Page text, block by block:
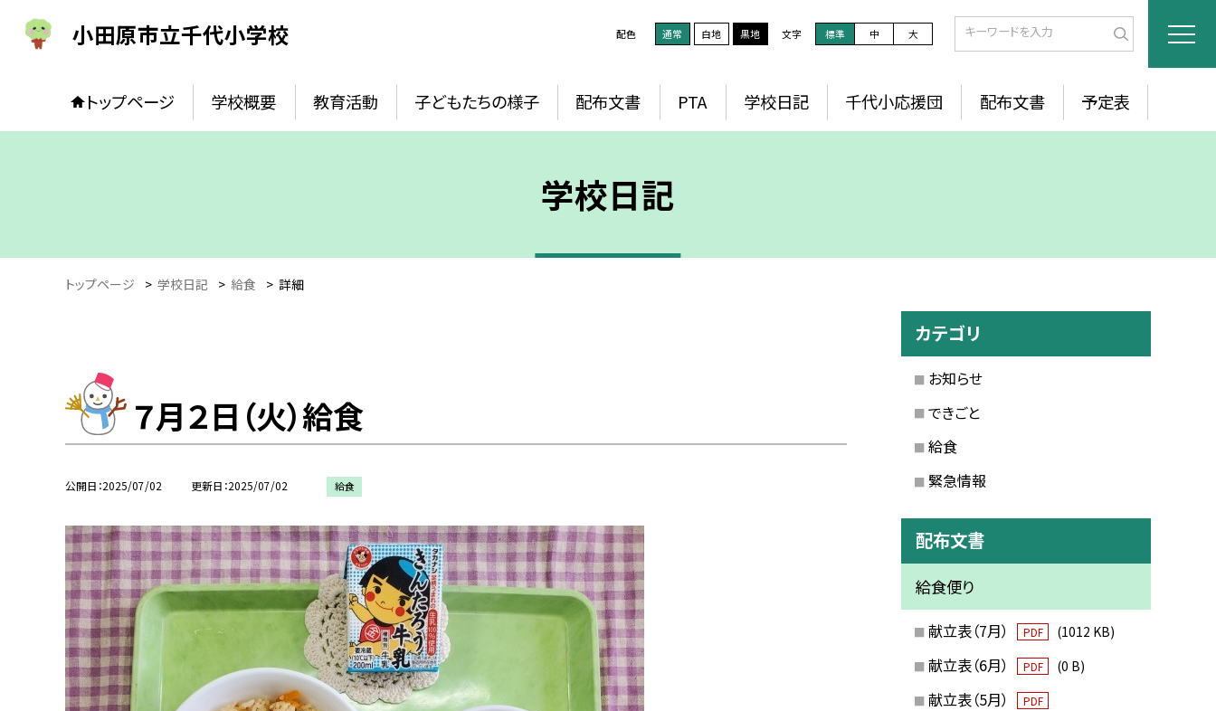
小田原市立千代小学校 配色 通常 白地 黒地 文字 標準 中 大
トップページ 学校概要 教育活動 子どもたちの様子 配布文書 PTA 学校日記 千代小応援団 配布文書 予定表
学校日記
トップページ > 学校日記 > 給食 > 詳細
７月２日（火）給食
公開日 2025/07/02 更新日 2025/07/02 給食
カテゴリ
お知らせ
できごと
給食
緊急情報
配布文書
給食便り
献立表（7月） PDF (1012 KB)
献立表（6月） PDF (0 B)
献立表（5月） PDF